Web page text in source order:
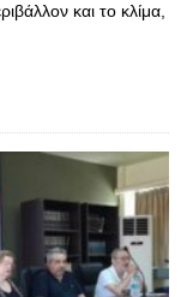
και το κλίμα,